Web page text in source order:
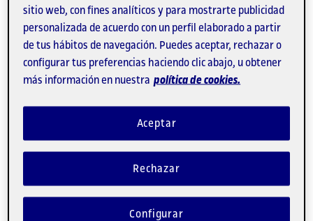
agosto 2026
27 28 29 30 31 1
2
3
4 5 6 7 8
9
10
11 12 13 14 15
17
18 19 20 21 22
23
27
31
1 2 3 4 5
Te mostramos las próximas actividades.
sitio web, con fines analíticos y para mostrarte publicidad
personalizada de acuerdo con un perfil elaborado a partir
de tus hábitos de navegación. Puedes aceptar, rechazar o
configurar tus preferencias haciendo clic abajo, u obtener
más información en nuestra política de cookies.
Rechazar
Aceptar
Configurar